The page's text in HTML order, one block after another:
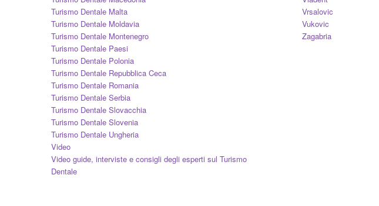
Turismo Dentale Malta
Turismo Dentale Moldavia
Turismo Dentale Montenegro
Turismo Dentale Paesi
Turismo Dentale Polonia
Turismo Dentale Repubblica Ceca
Turismo Dentale Romania
Turismo Dentale Serbia
Turismo Dentale Slovacchia
Turismo Dentale Slovenia
Turismo Dentale Ungheria
Video
Video guide, interviste e consigli degli esperti sul Turismo
Dentale
Vrsalovic
Vukovic
Zagabria